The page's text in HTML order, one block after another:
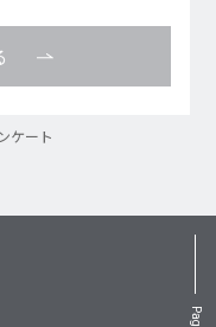
ケート